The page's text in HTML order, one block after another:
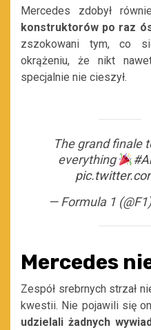
Mercedes zdobył
konstruktorów po raz
zszokowani tym, co
okrążeniu, że nikt
specjalnie nie cieszył.
The grand finale
everything
— Formula 1
Mercedes
Zespół srebrnych strzał
kwestii. Nie pojawili się
udzielali żadnych